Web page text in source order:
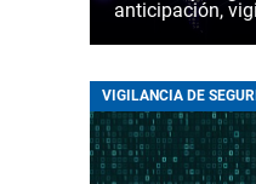
anticipación,
VIGILANCIA DE